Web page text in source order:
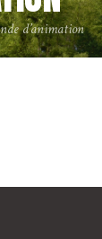
d’animation